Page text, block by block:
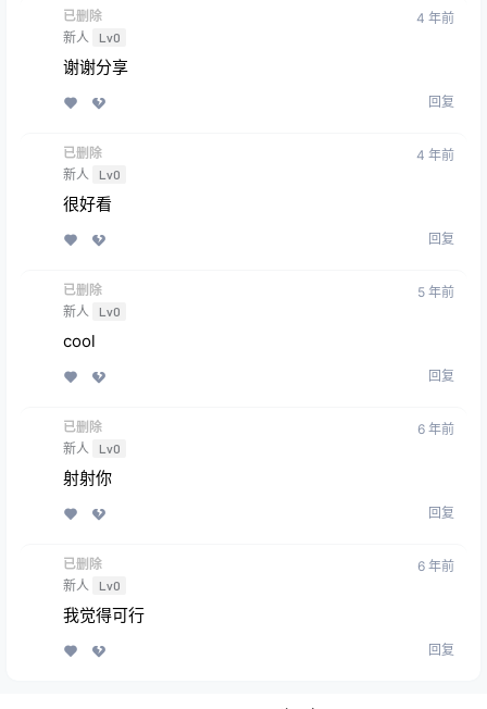
已删除
新人 Lv0
4 年前
谢谢分享
回复
已删除
新人 Lv0
4 年前
很好看
回复
已删除
新人 Lv0
5 年前
cool
回复
已删除
新人 Lv0
6 年前
射射你
回复
已删除
新人 Lv0
6 年前
我觉得可行
回复